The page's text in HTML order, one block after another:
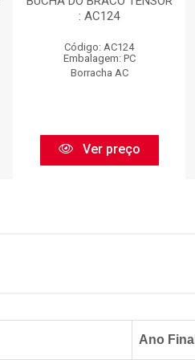
: AC124
Código: AC124
Embalagem: PC
Borracha AC
Ver preço
Ano Final